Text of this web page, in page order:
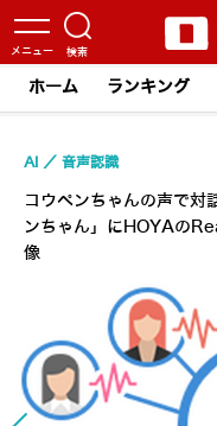
ホーム ランキング
コウペンちゃんの声で
ンちゃん」にHOYAの
像
AI 音声認識